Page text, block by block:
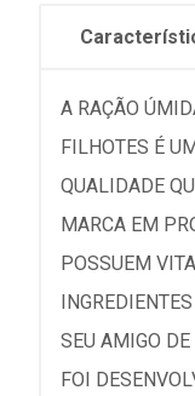
A RAÇÃO
FILHOTES É
QUALIDADE
MARCA EM
POSSUEM
SEU AMIGO DE
FOI